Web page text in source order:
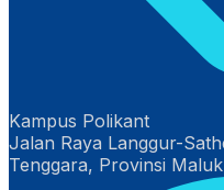
Kampus Polikant
Jalan Raya Langgur-
Tenggara, Provinsi